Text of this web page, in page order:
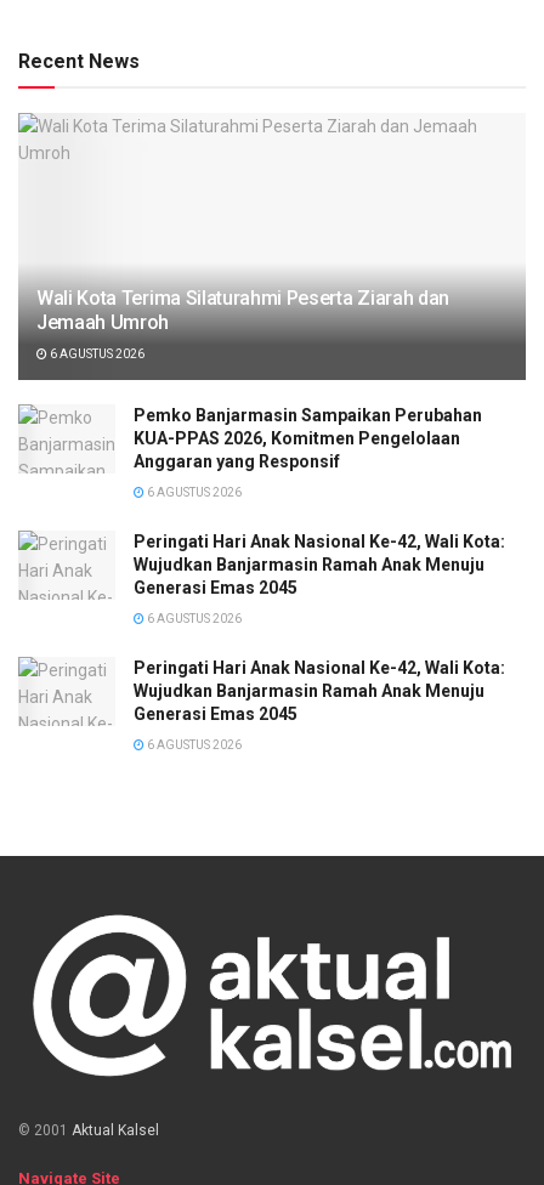
Recent News
Wali Kota Terima Silaturahmi Peserta Ziarah dan
Jemaah Umroh
6 AGUSTUS 2026
Pemko Banjarmasin Sampaikan Perubahan
KUA-PPAS 2026, Komitmen Pengelolaan
Anggaran yang Responsif
6 AGUSTUS 2026
Peringati Hari Anak Nasional Ke-42, Wali Kota:
Wujudkan Banjarmasin Ramah Anak Menuju
Generasi Emas 2045
6 AGUSTUS 2026
Peringati Hari Anak Nasional Ke-42, Wali Kota:
Wujudkan Banjarmasin Ramah Anak Menuju
Generasi Emas 2045
6 AGUSTUS 2026
© 2001 Aktual Kalsel
Navigate Site